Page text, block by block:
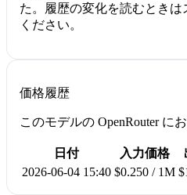
た。履歴の変化を読むとき
ください。
価格履歴
このモデルの OpenRouter に
日付 入力価格
2026-06-04 15:40 $0.250 / 1M